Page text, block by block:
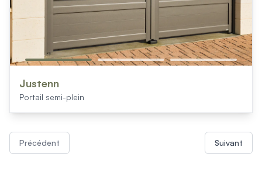
Justenn
Portail semi-plein
Précédent Suivant